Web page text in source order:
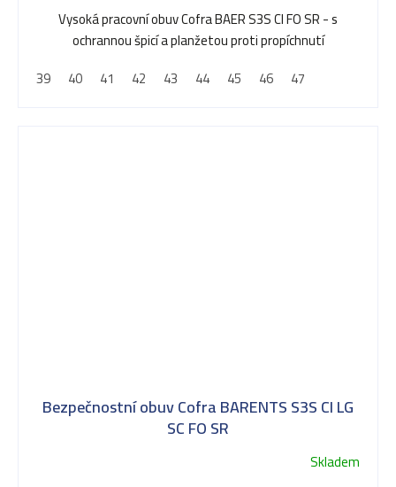
Vysoká pracovní obuv Cofra BAER S3S CI FO SR - s
ochrannou špicí a planžetou proti propíchnutí
39
40 41 42 43 44 45 46 47
Bezpečnostní obuv Cofra BARENTS S3S CI LG
SC FO SR
Skladem